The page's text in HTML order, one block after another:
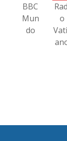
BBC
Mun
do
o